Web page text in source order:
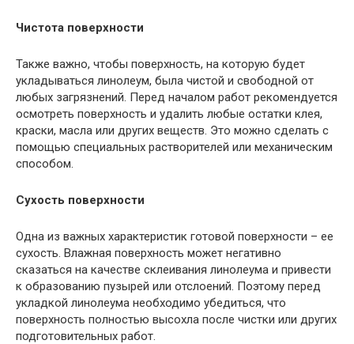
Чистота поверхности
Также важно, чтобы поверхность, на которую будет
укладываться линолеум, была чистой и свободной от
любых загрязнений. Перед началом работ рекомендуется
осмотреть поверхность и удалить любые остатки клея,
краски, масла или других веществ. Это можно сделать с
помощью специальных растворителей или механическим
способом.
Сухость поверхности
Одна из важных характеристик готовой поверхности – ее
сухость. Влажная поверхность может негативно
сказаться на качестве склеивания линолеума и привести
к образованию пузырей или отслоений. Поэтому перед
укладкой линолеума необходимо убедиться, что
поверхность полностью высохла после чистки или других
подготовительных работ.